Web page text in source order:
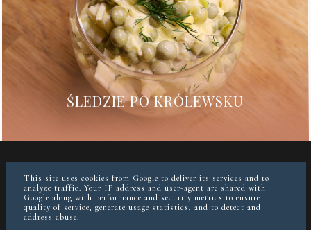
ŚLEDZIE PO KRÓLEWSKU
WSPÓŁPRACA O MNIE FACEBOOK INSTAGRAM
instagram @paulina_gruszecka
This site uses cookies from Google to deliver its services and to
analyze traffic. Your IP address and user-agent are shared with
Google along with performance and security metrics to ensure
quality of service, generate usage statistics, and to detect and
address abuse.